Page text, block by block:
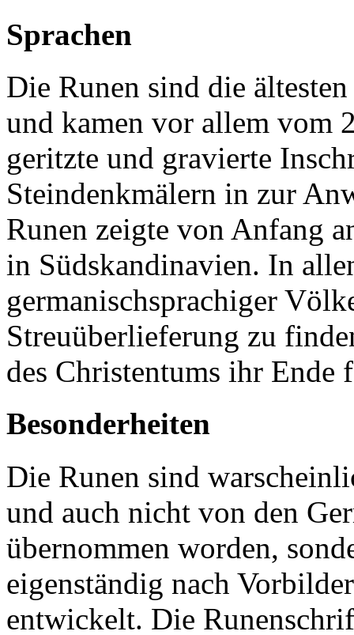
Sprachen
Die Runen sind die
und kamen vor allem vom
geritzte und gravierte
Steindenkmälern in zur
Runen zeigte von Anfang
in Südskandinavien. In
germanischsprachiger
Streuüberlieferung zu
des Christentums ihr Ende
Besonderheiten
Die Runen sind
und auch nicht von den
übernommen worden,
eigenständig nach
entwickelt. Die